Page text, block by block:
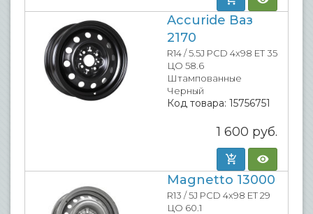
Accuride Ваз
2170
R14 / 5.5J PCD 4x98 ET 35
ЦО 58.6
Штампованные
Черный
Код товара: 15756751
1 600 руб.
Magnetto 13000
R13 / 5J PCD 4x98 ET 29
ЦО 60.1